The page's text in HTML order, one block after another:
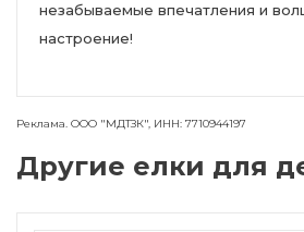
незабываемые впечатления и
настроение!
Реклама. ООО "МДТЗК", ИНН: 7710944197
Другие елки для